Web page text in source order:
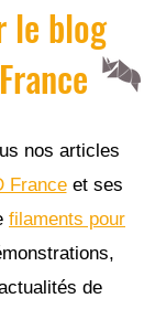
le blog
nos articles
Franceet ses
filaments pour
de